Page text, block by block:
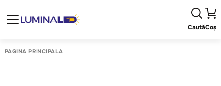
CautăCoș
PAGINA PRINCIPALĂ